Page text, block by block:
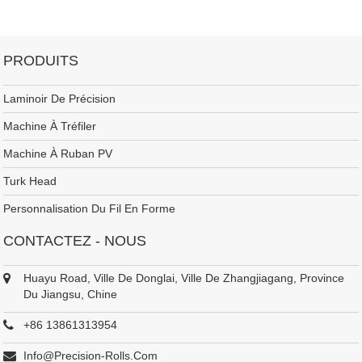
PRODUITS
Laminoir De Précision
Machine À Tréfiler
Machine À Ruban PV
Turk Head
Personnalisation Du Fil En Forme
CONTACTEZ - NOUS
Huayu Road, Ville De Donglai, Ville De Zhangjiagang, Province
Du Jiangsu, Chine
+86 13861313954
Info@precision-Rolls.com